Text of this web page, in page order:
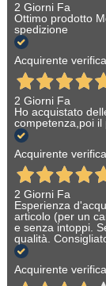
2 Giorni Fa
Ottimo prodotto
spedizione
Acquirente
2 Giorni Fa
Ho acquistato
competenza,poi il
Acquirente
2 Giorni Fa
Esperienza
articolo (per un
e senza intoppi.
qualità.
Acquirente